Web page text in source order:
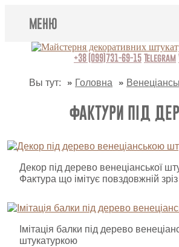
МЕНЮ
Lincrusta
Види штукатурок
Відео
Питання-відповідь
Про нас
+38 (099)731-69-15Telegram
Вы тут: Головна
ФАКТУРИ ПІД
Декор під дерево венеціанської
Фактура що імітує повздовжній
Імітація балки під дерево
штукатуркою